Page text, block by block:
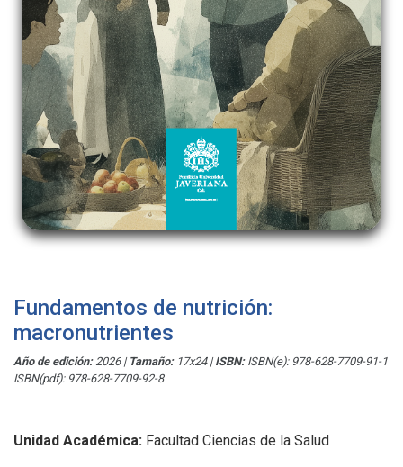
Fundamentos de nutrición:
macronutrientes
Año de edición: 2026 | Tamaño: 17x24 |ISBN: ISBN(e): 978-628-7709-91-1
ISBN(pdf): 978-628-7709-92-8
Unidad Académica: Facultad Ciencias de la Salud